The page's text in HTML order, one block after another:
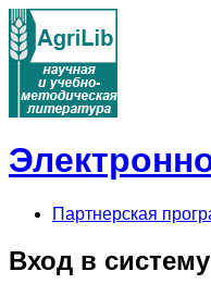
Партнерская
Вход в систему